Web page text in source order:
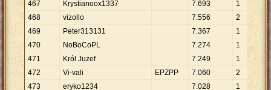
467
Krystianoox1337 7.693 1 7.
468
vizollo 7.556 2
.
469
Peter313131 7.367 1 7.
470
NoBoCoPL 7.274 1 7
471
Król Juzef 7.249 1
.
472
Vi-vali EPZPP 7.060 2 3.
473
eryko1234 7.028 1
.